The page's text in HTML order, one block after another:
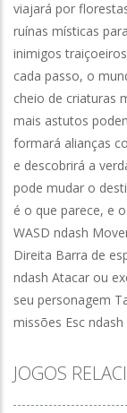
viajará por
ruínas místicas
inimigos
cada passo, o
cheio de criaturas
mais astutos
formará alianças
e descobrirá a
pode mudar o
é o que parece, e
WASD ndash
Direita Barra de
ndash Atacar ou
seu personagem
missões Esc
JOGOS